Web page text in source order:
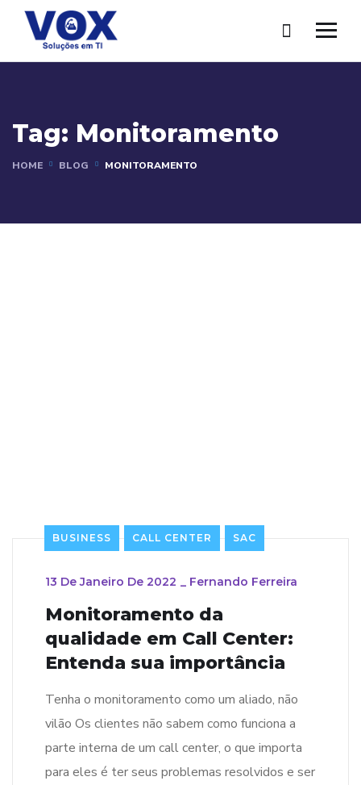
Tag: Monitoramento
HOME BLOG MONITORAMENTO
BUSINESS CALL CENTER SAC
13 De Janeiro De 2022 _ Fernando Ferreira
Monitoramento da
qualidade em Call Center:
Entenda sua importância
Tenha o monitoramento como um aliado, não
vilão Os clientes não sabem como funciona a
parte interna de um call center, o que importa
para eles é ter seus problemas resolvidos e ser